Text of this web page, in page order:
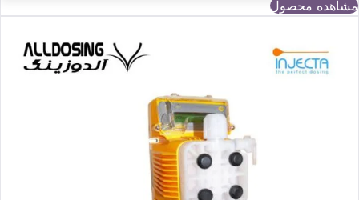
مشاهده محصول